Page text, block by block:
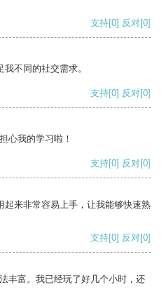
支持[0] 反对[0]
不同的社交需求。
支持[0] 反对[0]
心我的学习啦！
支持[0] 反对[0]
起来非常容易上手，让我能够快速熟
支持[0] 反对[0]
丰富。我已经玩了好几个小时，还